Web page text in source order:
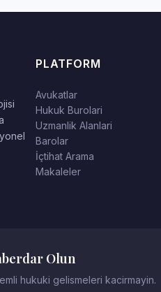
PLATFORM
Avukatlar
Hukuk Burolari
Uzmanlik Alanlari
Barolar
İçtihat Arama
Makaleler
Olun
hukuki gelismeleri kacirmayin.